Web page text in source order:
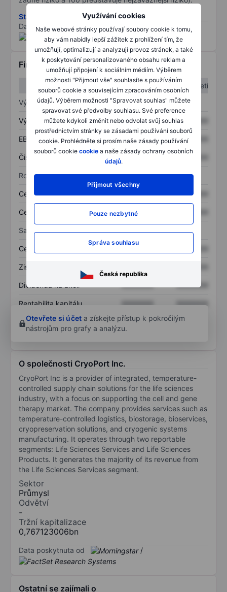
Využívání cookies
Naše webové stránky používají soubory cookie k tomu,
aby vám nabídly lepší zážitek z prohlížení tím, že
umožňují, optimalizují a analyzují provoz stránek, a také
k poskytování personalizovaného obsahu reklam a
umožňují připojení k sociálním médiím. Výběrem
možnosti "Přijmout vše" souhlasíte s používáním
souborů cookie a souvisejícím zpracováním osobních
údajů. Výběrem možnosti "Spravovat souhlas" můžete
spravovat své předvolby souhlasu. Své preference
můžete kdykoli změnit nebo odvolat svůj souhlas
prostřednictvím stránky se zásadami používání souborů
cookie. Prohlédněte si prosím naše zásady používání
souborů cookie cookie a naše zásady ochrany osobních
údajů.
Přijmout všechny
Pouze nezbytné
Správa souhlasu
Česká republika
Stáhněte si metodiku rizik ESG
Data poskytnuta od
/
Finanční informace
1. čtvrtletí
2. čtvrtletí
Výkaz zisku a ztráty
Výnos XXXXXXX XXXXXXX
EBITDA XXXXXXX XXXXXXX
Čistý příjem XXXXXXX
Rozvaha
Celková aktiva XXXXXXX XXXXXXX
Celkový dluh XXXXXXX
Sazby
Cena/tržby
Zisk na akcii
Dividenda na akcii XXXXXXX
Rentabilita kapitálu XXXXXXX
XXXXXXX
Otevřete si účet a získejte přístup k pokročilým
nástrojům pro grafy a analýzu.
O společnosti CryoPort Inc.
CryoPort Inc is a provider of integrated, temperature-
controlled supply chain solutions for the life sciences
industry, with a focus on supporting the cell and gene
therapy market. The company provides services such as
temperature-controlled logistics, biostorage, bioservices,
cryopreservation solutions, and cryogenic systems
manufacturing. It operates through two reportable
segments: Life Sciences Services and Life Sciences
Products. It generates the majority of its revenue from
the Life Sciences Services segment.
Sektor
Průmysl
Odvětví
-
Tržní kapitalizace
0,767123006bn
Data poskytnuta od /
Ostatní se zajímali o